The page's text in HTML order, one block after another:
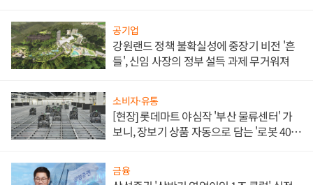
공기업
강원랜드 정책 불확실성에 중장기 비전 '흔
들', 신임 사장의 정부 설득 과제 무거워져
소비자·유통
[현장] 롯데마트 야심작 '부산 물류센터' 가
보니, 장보기 상품 자동으로 담는 '로봇 400
금융